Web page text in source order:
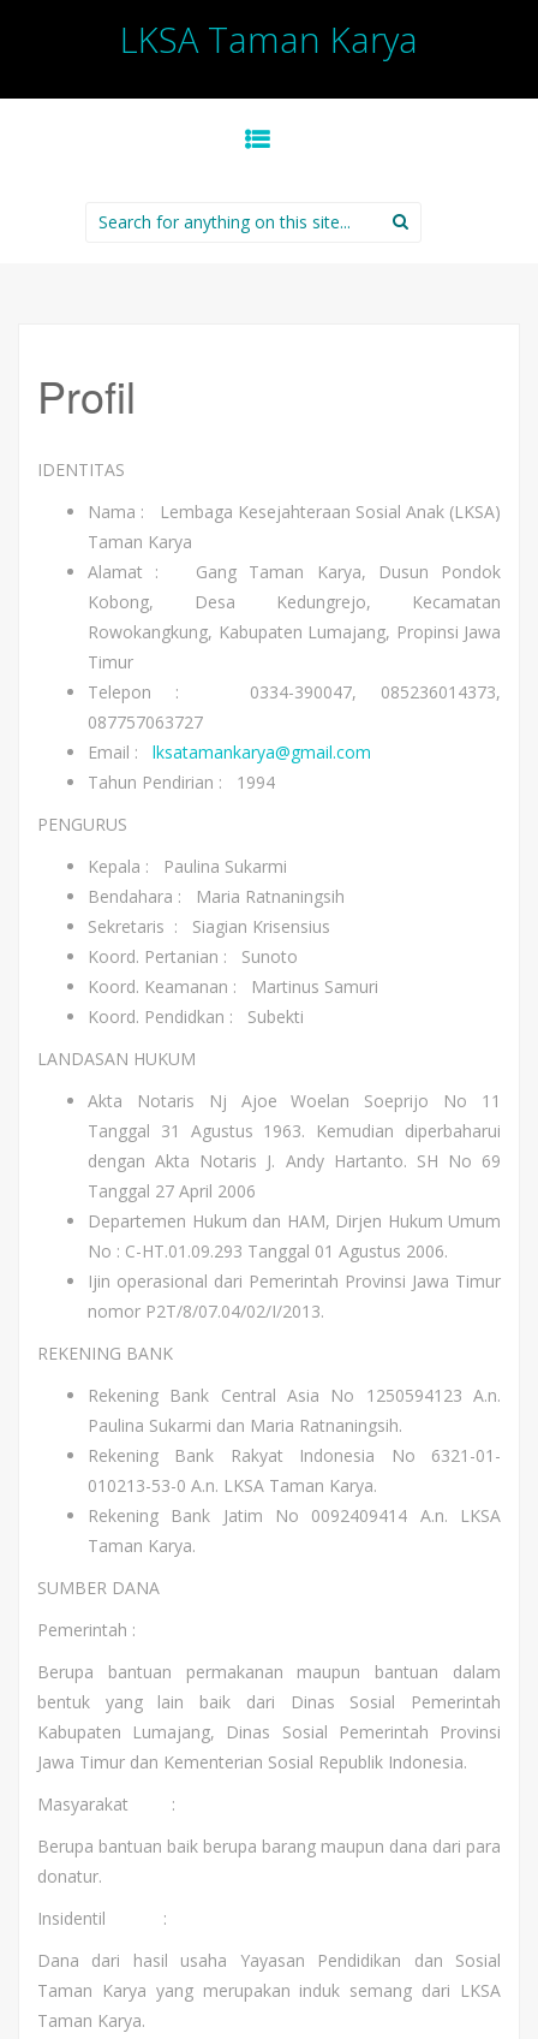
LKSA Taman Karya
Search for:
Profil
IDENTITAS
Nama : Lembaga Kesejahteraan Sosial Anak (LKSA)
Taman Karya
Alamat : Gang Taman Karya, Dusun Pondok
Kobong, Desa Kedungrejo, Kecamatan
Rowokangkung, Kabupaten Lumajang, Propinsi Jawa
Timur
Telepon : 0334-390047, 085236014373,
087757063727
Email : lksatamankarya@gmail.com
Tahun Pendirian : 1994
PENGURUS
Kepala : Paulina Sukarmi
Bendahara : Maria Ratnaningsih
Sekretaris : Siagian Krisensius
Koord. Pertanian : Sunoto
Koord. Keamanan : Martinus Samuri
Koord. Pendidkan : Subekti
LANDASAN HUKUM
Akta Notaris Nj Ajoe Woelan Soeprijo No 11
Tanggal 31 Agustus 1963. Kemudian diperbaharui
dengan Akta Notaris J. Andy Hartanto. SH No 69
Tanggal 27 April 2006
Departemen Hukum dan HAM, Dirjen Hukum Umum
No : C-HT.01.09.293 Tanggal 01 Agustus 2006.
Ijin operasional dari Pemerintah Provinsi Jawa Timur
nomor P2T/8/07.04/02/I/2013.
REKENING BANK
Rekening Bank Central Asia No 1250594123 A.n.
Paulina Sukarmi dan Maria Ratnaningsih.
Rekening Bank Rakyat Indonesia No 6321-01-
010213-53-0 A.n. LKSA Taman Karya.
Rekening Bank Jatim No 0092409414 A.n. LKSA
Taman Karya.
SUMBER DANA
Pemerintah :
Berupa bantuan permakanan maupun bantuan dalam
bentuk yang lain baik dari Dinas Sosial Pemerintah
Kabupaten Lumajang, Dinas Sosial Pemerintah Provinsi
Jawa Timur dan Kementerian Sosial Republik Indonesia.
Masyarakat :
Berupa bantuan baik berupa barang maupun dana dari para
donatur.
Insidentil :
Dana dari hasil usaha Yayasan Pendidikan dan Sosial
Taman Karya yang merupakan induk semang dari LKSA
Taman Karya.